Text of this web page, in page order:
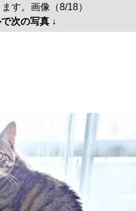
す。画像（8/18）
次の写真 ↓